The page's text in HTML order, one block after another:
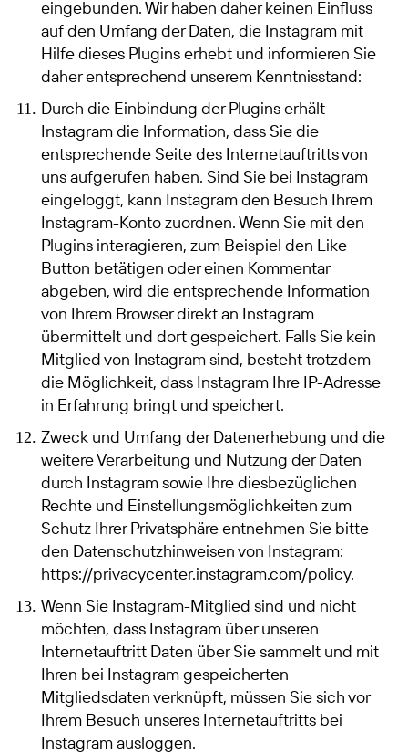
eingebunden. Wir haben daher keinen Einfluss
auf den Umfang der Daten, die Instagram mit
Hilfe dieses Plugins erhebt und informieren Sie
daher entsprechend unserem Kenntnisstand:
Durch die Einbindung der Plugins erhält
Instagram die Information, dass Sie die
entsprechende Seite des Internetauftritts von
uns aufgerufen haben. Sind Sie bei Instagram
eingeloggt, kann Instagram den Besuch Ihrem
Instagram-Konto zuordnen. Wenn Sie mit den
Plugins interagieren, zum Beispiel den Like
Button betätigen oder einen Kommentar
abgeben, wird die entsprechende Information
von Ihrem Browser direkt an Instagram
übermittelt und dort gespeichert. Falls Sie kein
Mitglied von Instagram sind, besteht trotzdem
die Möglichkeit, dass Instagram Ihre IP-Adresse
in Erfahrung bringt und speichert.
Zweck und Umfang der Datenerhebung und die
weitere Verarbeitung und Nutzung der Daten
durch Instagram sowie Ihre diesbezüglichen
Rechte und Einstellungsmöglichkeiten zum
Schutz Ihrer Privatsphäre entnehmen Sie bitte
den Datenschutzhinweisen von Instagram:
https://privacycenter.instagram.com/policy.
Wenn Sie Instagram-Mitglied sind und nicht
möchten, dass Instagram über unseren
Internetauftritt Daten über Sie sammelt und mit
Ihren bei Instagram gespeicherten
Mitgliedsdaten verknüpft, müssen Sie sich vor
Ihrem Besuch unseres Internetauftritts bei
Instagram ausloggen.